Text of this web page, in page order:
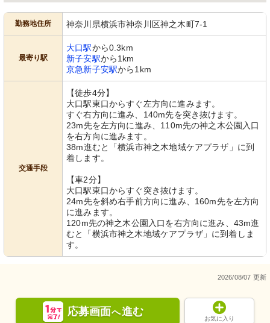
勤務地住所 神奈川県横浜市神奈川区神之木町7-1
最寄り駅
大口駅から0.3km
新子安駅から1km
京急新子安駅から1km
交通手段
【徒歩4分】
大口駅東口からすぐ左方向に進みます。
すぐ右方向に進み、140m先を突き抜けます。
23m先を左方向に進み、110m先の神之木公園入口
を右方向に進みます。
38m進むと「横浜市神之木地域ケアプラザ」に到
着します。
【車2分】
大口駅東口からすぐ突き抜けます。
24m先を斜め右手前方向に進み、160m先を左方向
に進みます。
120m先の神之木公園入口を右方向に進み、43m進
むと「横浜市神之木地域ケアプラザ」に到着しま
す。
2026/08/07 更新
応募画面へ進む
お気に入り